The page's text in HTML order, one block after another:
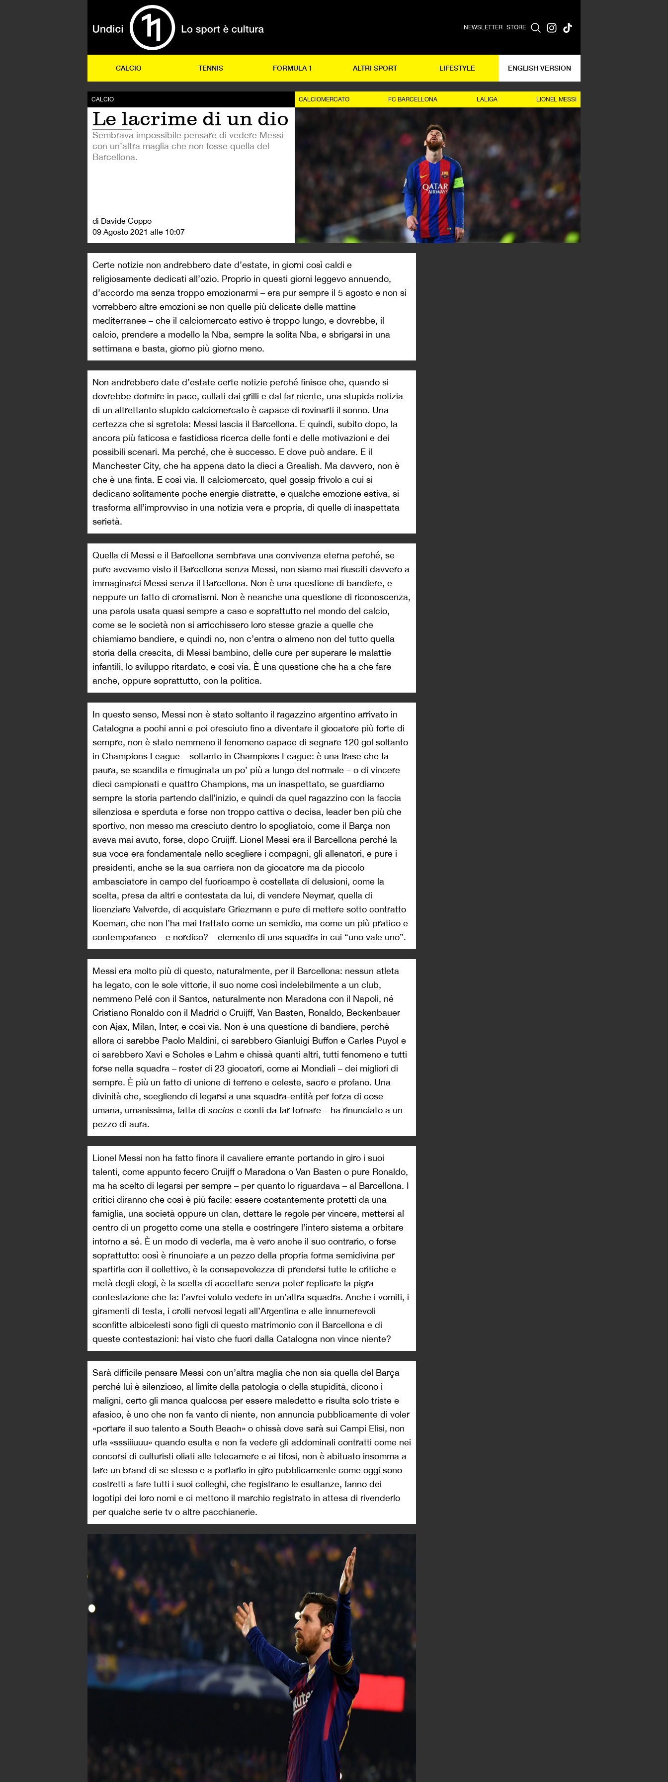
NEWSLETTER STORE
CALCIO TENNIS FORMULA 1 ALTRI SPORT LIFESTYLE ENGLISH VERSION
CALCIO
Le lacrime di un dio
Sembrava impossibile pensare di vedere Messi
con un’altra maglia che non fosse quella del
Barcellona.
di Davide Coppo
09 Agosto 2021 alle 10:07
CALCIOMERCATO FC BARCELLONA LALIGA LIONEL MESSI
Certe notizie non andrebbero date d’estate, in giorni così caldi e
religiosamente dedicati all’ozio. Proprio in questi giorni leggevo annuendo,
d’accordo ma senza troppo emozionarmi – era pur sempre il 5 agosto e non si
vorrebbero altre emozioni se non quelle più delicate delle mattine
mediterranee – che il calciomercato estivo è troppo lungo, e dovrebbe, il
calcio, prendere a modello la Nba, sempre la solita Nba, e sbrigarsi in una
settimana e basta, giorno più giorno meno.
Non andrebbero date d’estate certe notizie perché finisce che, quando si
dovrebbe dormire in pace, cullati dai grilli e dal far niente, una stupida notizia
di un altrettanto stupido calciomercato è capace di rovinarti il sonno. Una
certezza che si sgretola: Messi lascia il Barcellona. E quindi, subito dopo, la
ancora più faticosa e fastidiosa ricerca delle fonti e delle motivazioni e dei
possibili scenari. Ma perché, che è successo. E dove può andare. E il
Manchester City, che ha appena dato la dieci a Grealish. Ma davvero, non è
che è una finta. E così via. Il calciomercato, quel gossip frivolo a cui si
dedicano solitamente poche energie distratte, e qualche emozione estiva, si
trasforma all’improvviso in una notizia vera e propria, di quelle di inaspettata
serietà.
Quella di Messi e il Barcellona sembrava una convivenza eterna perché, se
pure avevamo visto il Barcellona senza Messi, non siamo mai riusciti davvero a
immaginarci Messi senza il Barcellona. Non è una questione di bandiere, e
neppure un fatto di cromatismi. Non è neanche una questione di riconoscenza,
una parola usata quasi sempre a caso e soprattutto nel mondo del calcio,
come se le società non si arricchissero loro stesse grazie a quelle che
chiamiamo bandiere, e quindi no, non c’entra o almeno non del tutto quella
storia della crescita, di Messi bambino, delle cure per superare le malattie
infantili, lo sviluppo ritardato, e così via. È una questione che ha a che fare
anche, oppure soprattutto, con la politica.
In questo senso, Messi non è stato soltanto il ragazzino argentino arrivato in
Catalogna a pochi anni e poi cresciuto fino a diventare il giocatore più forte di
sempre, non è stato nemmeno il fenomeno capace di segnare 120 gol soltanto
in Champions League – soltanto in Champions League: è una frase che fa
paura, se scandita e rimuginata un po’ più a lungo del normale – o di vincere
dieci campionati e quattro Champions, ma un inaspettato, se guardiamo
sempre la storia partendo dall’inizio, e quindi da quel ragazzino con la faccia
silenziosa e sperduta e forse non troppo cattiva o decisa, leader ben più che
sportivo, non messo ma cresciuto dentro lo spogliatoio, come il Barça non
aveva mai avuto, forse, dopo Cruijff. Lionel Messi era il Barcellona perché la
sua voce era fondamentale nello scegliere i compagni, gli allenatori, e pure i
presidenti, anche se la sua carriera non da giocatore ma da piccolo
ambasciatore in campo del fuoricampo è costellata di delusioni, come la
scelta, presa da altri e contestata da lui, di vendere Neymar, quella di
licenziare Valverde, di acquistare Griezmann e pure di mettere sotto contratto
Koeman, che non l’ha mai trattato come un semidio, ma come un più pratico e
contemporaneo – e nordico? – elemento di una squadra in cui “uno vale uno”.
Messi era molto più di questo, naturalmente, per il Barcellona: nessun atleta
ha legato, con le sole vittorie, il suo nome così indelebilmente a un club,
nemmeno Pelé con il Santos, naturalmente non Maradona con il Napoli, né
Cristiano Ronaldo con il Madrid o Cruijff, Van Basten, Ronaldo, Beckenbauer
con Ajax, Milan, Inter, e così via. Non è una questione di bandiere, perché
allora ci sarebbe Paolo Maldini, ci sarebbero Gianluigi Buffon e Carles Puyol e
ci sarebbero Xavi e Scholes e Lahm e chissà quanti altri, tutti fenomeno e tutti
forse nella squadra – roster di 23 giocatori, come ai Mondiali – dei migliori di
sempre. È più un fatto di unione di terreno e celeste, sacro e profano. Una
divinità che, scegliendo di legarsi a una squadra-entità per forza di cose
umana, umanissima, fatta di socios e conti da far tornare – ha rinunciato a un
pezzo di aura.
Lionel Messi non ha fatto finora il cavaliere errante portando in giro i suoi
talenti, come appunto fecero Cruijff o Maradona o Van Basten o pure Ronaldo,
ma ha scelto di legarsi per sempre – per quanto lo riguardava – al Barcellona. I
critici diranno che così è più facile: essere costantemente protetti da una
famiglia, una società oppure un clan, dettare le regole per vincere, mettersi al
centro di un progetto come una stella e costringere l’intero sistema a orbitare
intorno a sé. È un modo di vederla, ma è vero anche il suo contrario, o forse
soprattutto: così è rinunciare a un pezzo della propria forma semidivina per
spartirla con il collettivo, è la consapevolezza di prendersi tutte le critiche e
metà degli elogi, è la scelta di accettare senza poter replicare la pigra
contestazione che fa: l’avrei voluto vedere in un’altra squadra. Anche i vomiti, i
giramenti di testa, i crolli nervosi legati all’Argentina e alle innumerevoli
sconfitte albicelesti sono figli di questo matrimonio con il Barcellona e di
queste contestazioni: hai visto che fuori dalla Catalogna non vince niente?
Sarà difficile pensare Messi con un’altra maglia che non sia quella del Barça
perché lui è silenzioso, al limite della patologia o della stupidità, dicono i
maligni, certo gli manca qualcosa per essere maledetto e risulta solo triste e
afasico, è uno che non fa vanto di niente, non annuncia pubblicamente di voler
«portare il suo talento a South Beach» o chissà dove sarà sui Campi Elisi, non
urla «sssiiiuuu» quando esulta e non fa vedere gli addominali contratti come nei
concorsi di culturisti oliati alle telecamere e ai tifosi, non è abituato insomma a
fare un brand di se stesso e a portarlo in giro pubblicamente come oggi sono
costretti a fare tutti i suoi colleghi, che registrano le esultanze, fanno dei
logotipi dei loro nomi e ci mettono il marchio registrato in attesa di rivenderlo
per qualche serie tv o altre pacchianerie.